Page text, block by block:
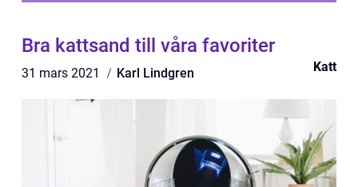
Bra kattsand till våra favoriter
31 mars 2021 Karl Lindgren Katt